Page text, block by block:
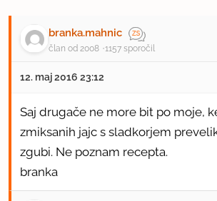
branka.mahnic
član od 2008 1157 sporočil
12. maj 2016 23:12
Saj drugače ne more bit po moje,
zmiksanih jajc s sladkorjem
zgubi. Ne poznam recepta.
branka